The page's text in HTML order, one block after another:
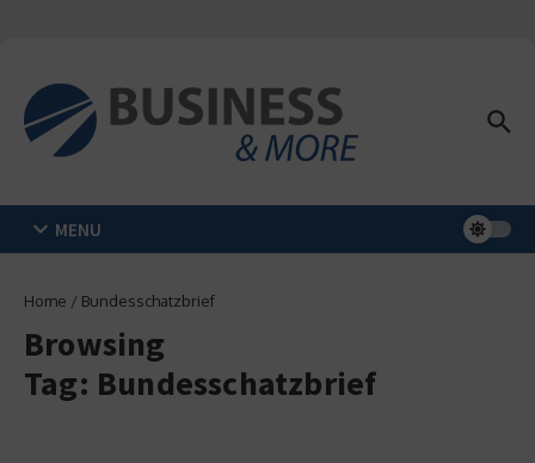
MENU
Home / Bundesschatzbrief
Browsing
Tag: Bundesschatzbrief